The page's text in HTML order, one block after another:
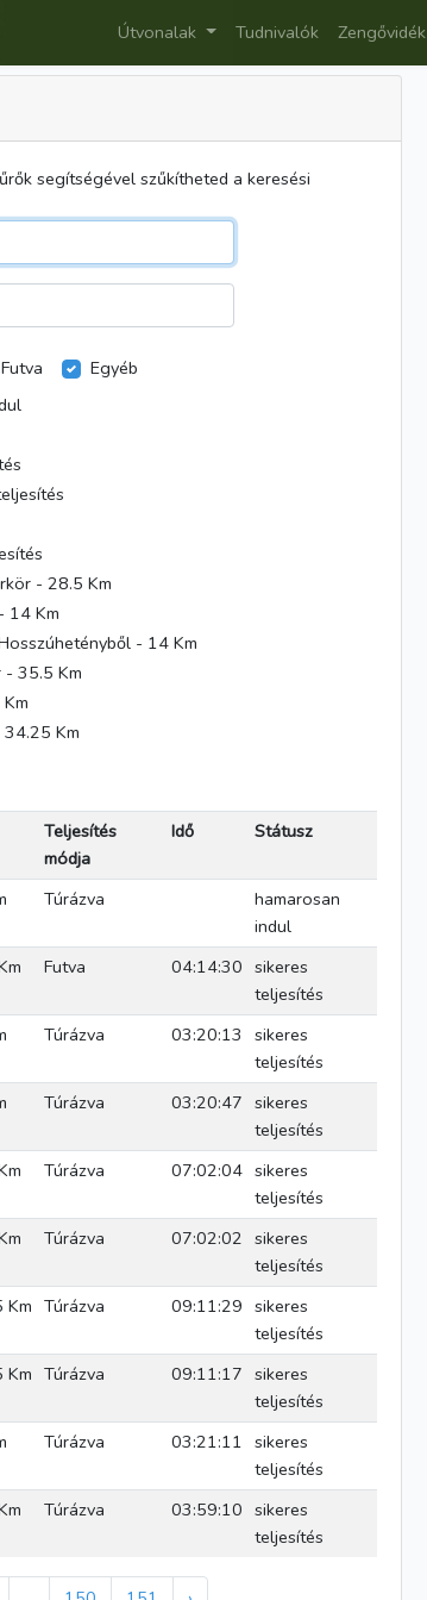
Útvonalak Tudnivalók Zengővidék
segítségével szűkítheted a keresési
Futva
Egyéb
- 28.5 Km
14 Km
- 14 Km
- 35.5 Km
Km
Teljesítés
módja
Idő Státusz
Túrázva
hamarosan
indul
Futva 04:14:30 sikeres
teljesítés
Túrázva 03:20:13 sikeres
teljesítés
Túrázva 03:20:47 sikeres
teljesítés
Túrázva 07:02:04 sikeres
teljesítés
Túrázva 07:02:02 sikeres
teljesítés
Km Túrázva 09:11:29 sikeres
teljesítés
Km Túrázva 09:11:17 sikeres
teljesítés
Túrázva 03:21:11 sikeres
teljesítés
Túrázva 03:59:10 sikeres
teljesítés